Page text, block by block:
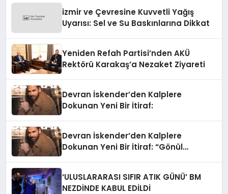
izmir ve Çevresine Kuvvetli Yağış
Uyarısı: Sel ve Su Baskınlarına Dikkat
Yeniden Refah Partisi’nden AKÜ
Rektörü Karakaş’a Nezaket Ziyareti
Devran İskender’den Kalplere
Dokunan Yeni Bir İtiraf:
Devran İskender’den Kalplere
Dokunan Yeni Bir İtiraf: “Gönül
‘ULUSLARARASI SIFIR ATIK GÜNÜ’ BM
NEZDİNDE KABUL EDİLDİ